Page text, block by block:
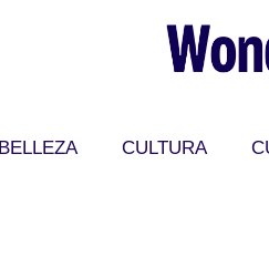
BELLEZA CULTURA